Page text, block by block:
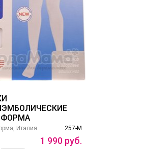
257-М
Италия
1 990 руб.